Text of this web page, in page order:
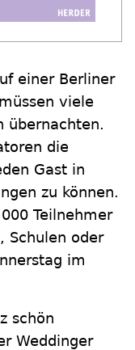
einer Berliner
viele
übernachten.
die
Gast in
zu können.
Teilnehmer
Schulen oder
im
schön
Weddinger